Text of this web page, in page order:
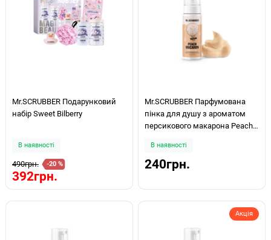
Mr.SCRUBBER Подарунковий
набір Sweet Bilberry
В наявності
490грн. -20 %
392грн.
Mr.SCRUBBER Парфумована
пінка для душу з ароматом
персикового макарона Peach
В наявності
240грн.
Акція